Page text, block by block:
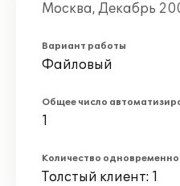
Москва, Декабрь
Вариант работы
Файловый
Общее число
1
Количество
Толстый клиент: 1